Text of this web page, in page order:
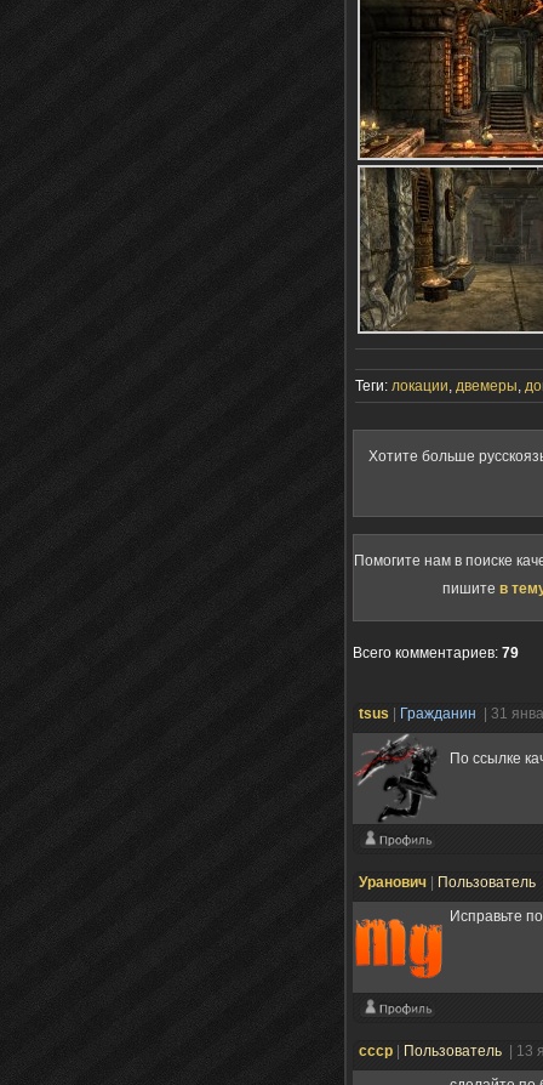
Теги: локации, двемеры,
Хотите больше
Помогите нам в поиске
пишите в
Всего комментариев: 79
tsus Гражданин | 31
По ссылке
Уранович Пользователь
Исправьте
ссср Пользователь
| 13